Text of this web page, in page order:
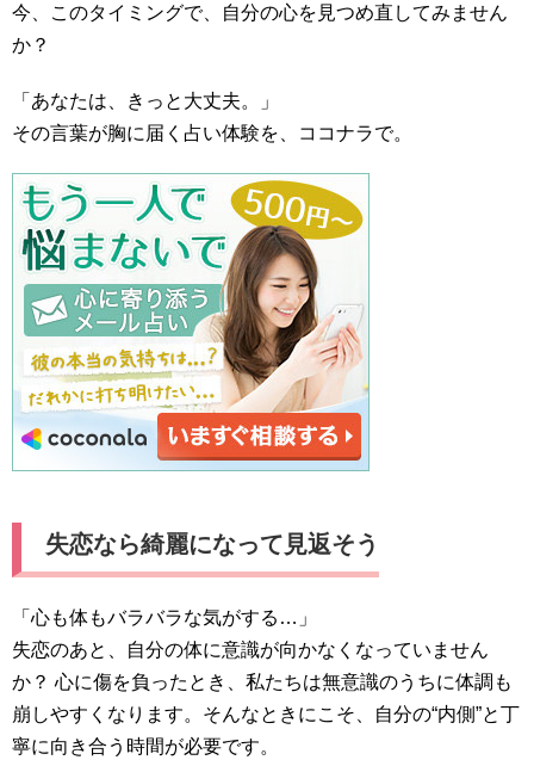
今、このタイミングで、自分の心を見つめ直してみません
か？
「あなたは、きっと大丈夫。」
その言葉が胸に届く占い体験を、ココナラで。
失恋なら綺麗になって見返そう
「心も体もバラバラな気がする…」
失恋のあと、自分の体に意識が向かなくなっていません
か？ 心に傷を負ったとき、私たちは無意識のうちに体調も
崩しやすくなります。そんなときにこそ、自分の“内側”と丁
寧に向き合う時間が必要です。